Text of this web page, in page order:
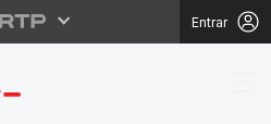
Entrar